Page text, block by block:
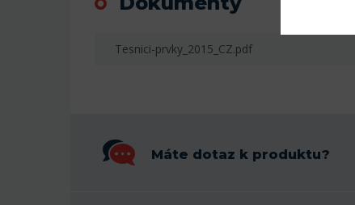
Tesnici-prvky_2015_CZ.pdf
Máte dotaz k produktu?